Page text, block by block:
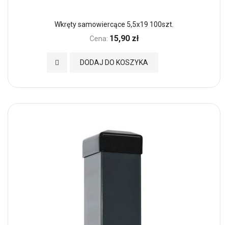
Wkręty samowiercące 5,5x19 100szt.
Cena: 15,90 zł
DODAJ DO KOSZYKA
Dodaj do Ulubionych